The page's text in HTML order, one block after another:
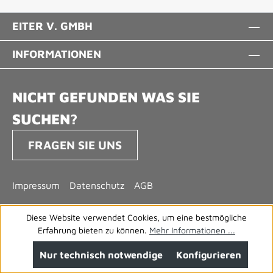
EITER V. GMBH
INFORMATIONEN
NICHT GEFUNDEN WAS SIE
SUCHEN?
FRAGEN SIE UNS
Impressum Datenschutz AGB
Diese Website verwendet Cookies, um eine bestmögliche
Erfahrung bieten zu können. Mehr Informationen ...
Nur technisch notwendige Konfigurieren